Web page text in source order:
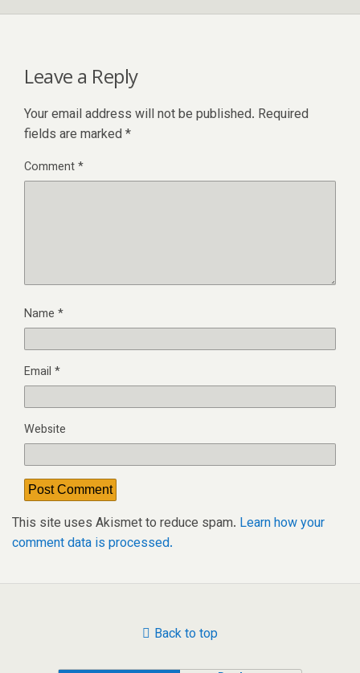
Leave a Reply
Your email address will not be published. Required
fields are marked *
Comment*
Name *
Email *
Website
This site uses Akismet to reduce spam. Learn how your
comment data is processed.
Back to top